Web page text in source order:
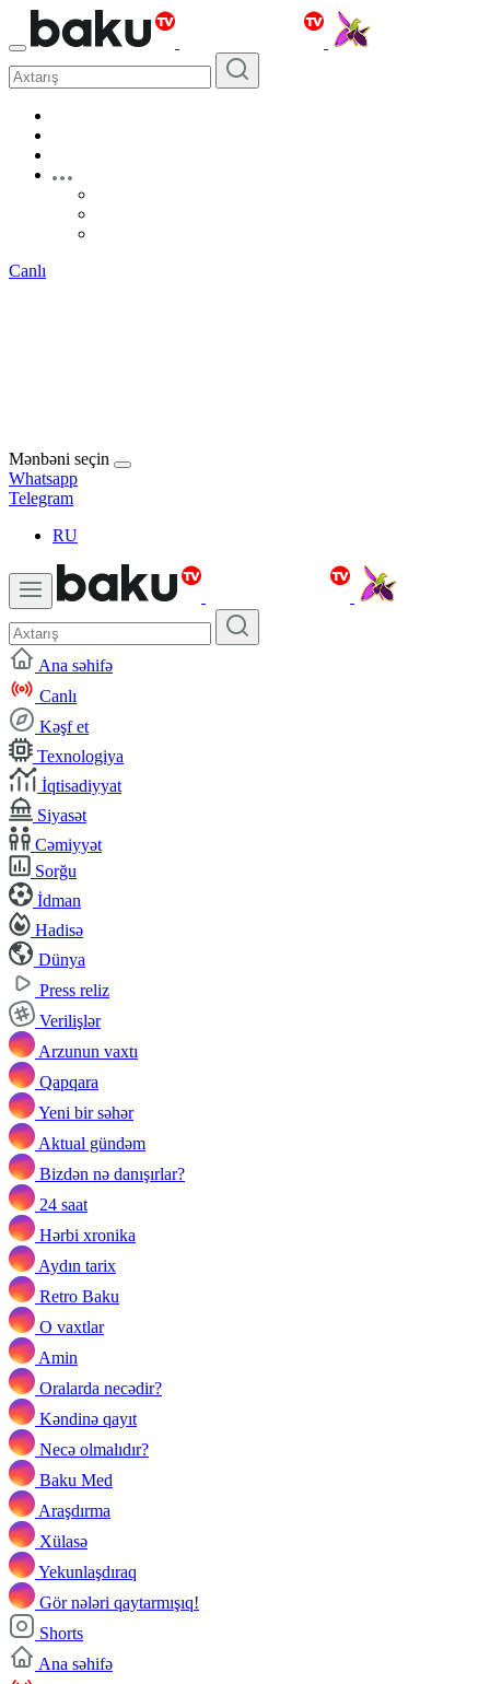
Canlı
Mənbəni seçin
Whatsapp
Telegram
RU
Ana səhifə
Canlı
Kəşf et
Texnologiya
İqtisadiyyat
Siyasət
Cəmiyyət
Sorğu
İdman
Hadisə
Dünya
Press reliz
Verilişlər
Arzunun vaxtı
Qapqara
Yeni bir səhər
Aktual gündəm
Bizdən nə danışırlar?
24 saat
Hərbi xronika
Aydın tarix
Retro Baku
O vaxtlar
Amin
Oralarda necədir?
Kəndinə qayıt
Necə olmalıdır?
Baku Med
Araşdırma
Xülasə
Yekunlaşdıraq
Gör nələri qaytarmışıq!
Shorts
Ana səhifə